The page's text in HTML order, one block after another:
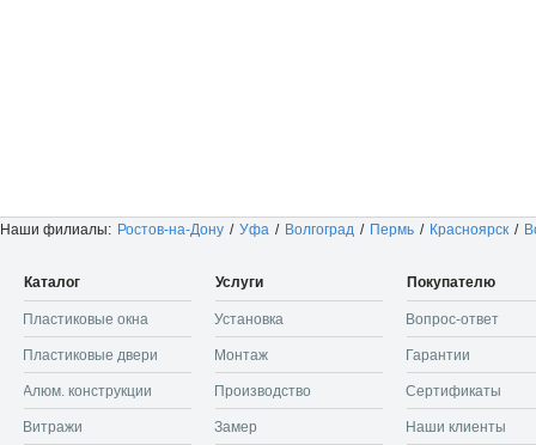
Каталог
Пластиковые окна
Пластиковые двери
Алюм. конструкции
Витражи
Услуги
Установка
Монтаж
Производство
Замер
Покупателю
Вопрос-ответ
Гарантии
Сертификаты
Наши клиенты
Наши филиалы: Ростов-на-Дону / Уфа / Волгоград / Пермь / Красноярск /